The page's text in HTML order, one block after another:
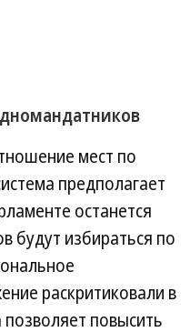
мест по
предполагает
останется
будут избираться по
раскритиковали в
повысить